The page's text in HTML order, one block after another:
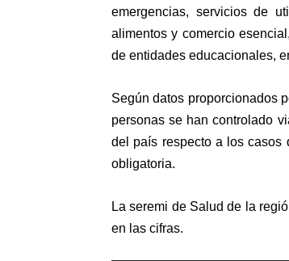
emergencias, servicios de
alimentos y comercio
de entidades educacionales,
Según datos proporcionados
personas se han controlado
del país respecto a los casos
obligatoria.
La seremi de Salud de la
en las cifras.